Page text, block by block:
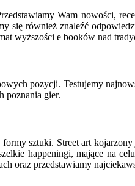
Wam nowości,
się również znaleźć
wyższości e booków nad
pozycji. Testujemy
poznania gier.
sztuki. Street art
happeningi, mające na
oraz przedstawiamy